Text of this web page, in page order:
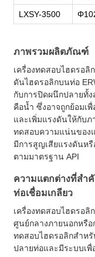
LXSY-3500
ภาพรวมผลิตภัณฑ์
เครื่องทดสอบไฮดรอลิ
ดันไฮดรอลิกบนท่อ
กับการปิดผนึกปลายทั้ง
คือน้ำ ซึ่งอาจถูกย้อมเ
และเพิ่มแรงดันให้กับ
ทดสอบความแน่นของ
มีการสูญเสียแรงดันหรื
ตามมาตรฐาน API
ความแตกต่างที่สำ
ท่อเชื่อมเกลียว
เครื่องทดสอบไฮดรอลิ
ศูนย์กลางภายนอกหรื
ทดสอบไฮดรอลิกสำหรั
ปลายท่อและมีระบบเ